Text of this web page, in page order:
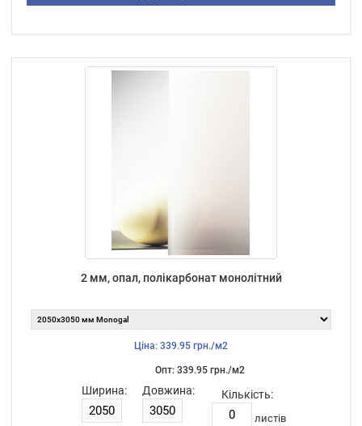
2 мм, опал, полікарбонат монолітний
Ціна: 339.95 грн./м2
Опт: 339.95 грн./м2
Ширина: Довжина: Кількість:
листiв